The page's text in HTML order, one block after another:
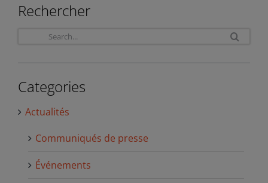
Rechercher
Categories
Actualités
Communiqués de presse
Événements